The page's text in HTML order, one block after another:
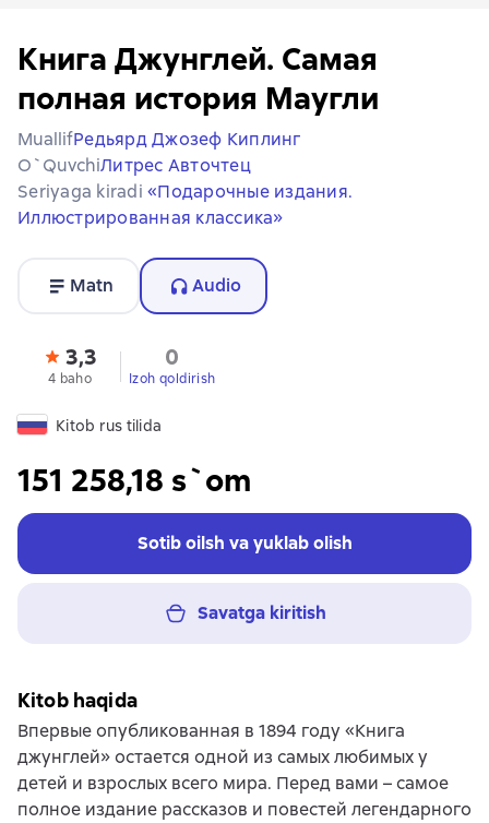
Книга Джунглей. Самая
полная история Маугли
MuallifРедьярд Джозеф Киплинг
O`quvchiЛитрес Авточтец
Seriyaga kiradi «Подарочные издания.
Иллюстрированная классика»
Matn Audio
3,3
4 baho
0
Izoh qoldirish
Kitob rus tilida
151 258,18 s`om
Sotib oilsh va yuklab olish
Savatga kiritish
Kitob haqida
Впервые опубликованная в 1894 году «Книга
джунглей» остается одной из самых любимых у
детей и взрослых всего мира. Перед вами – самое
полное издание рассказов и повестей легендарного